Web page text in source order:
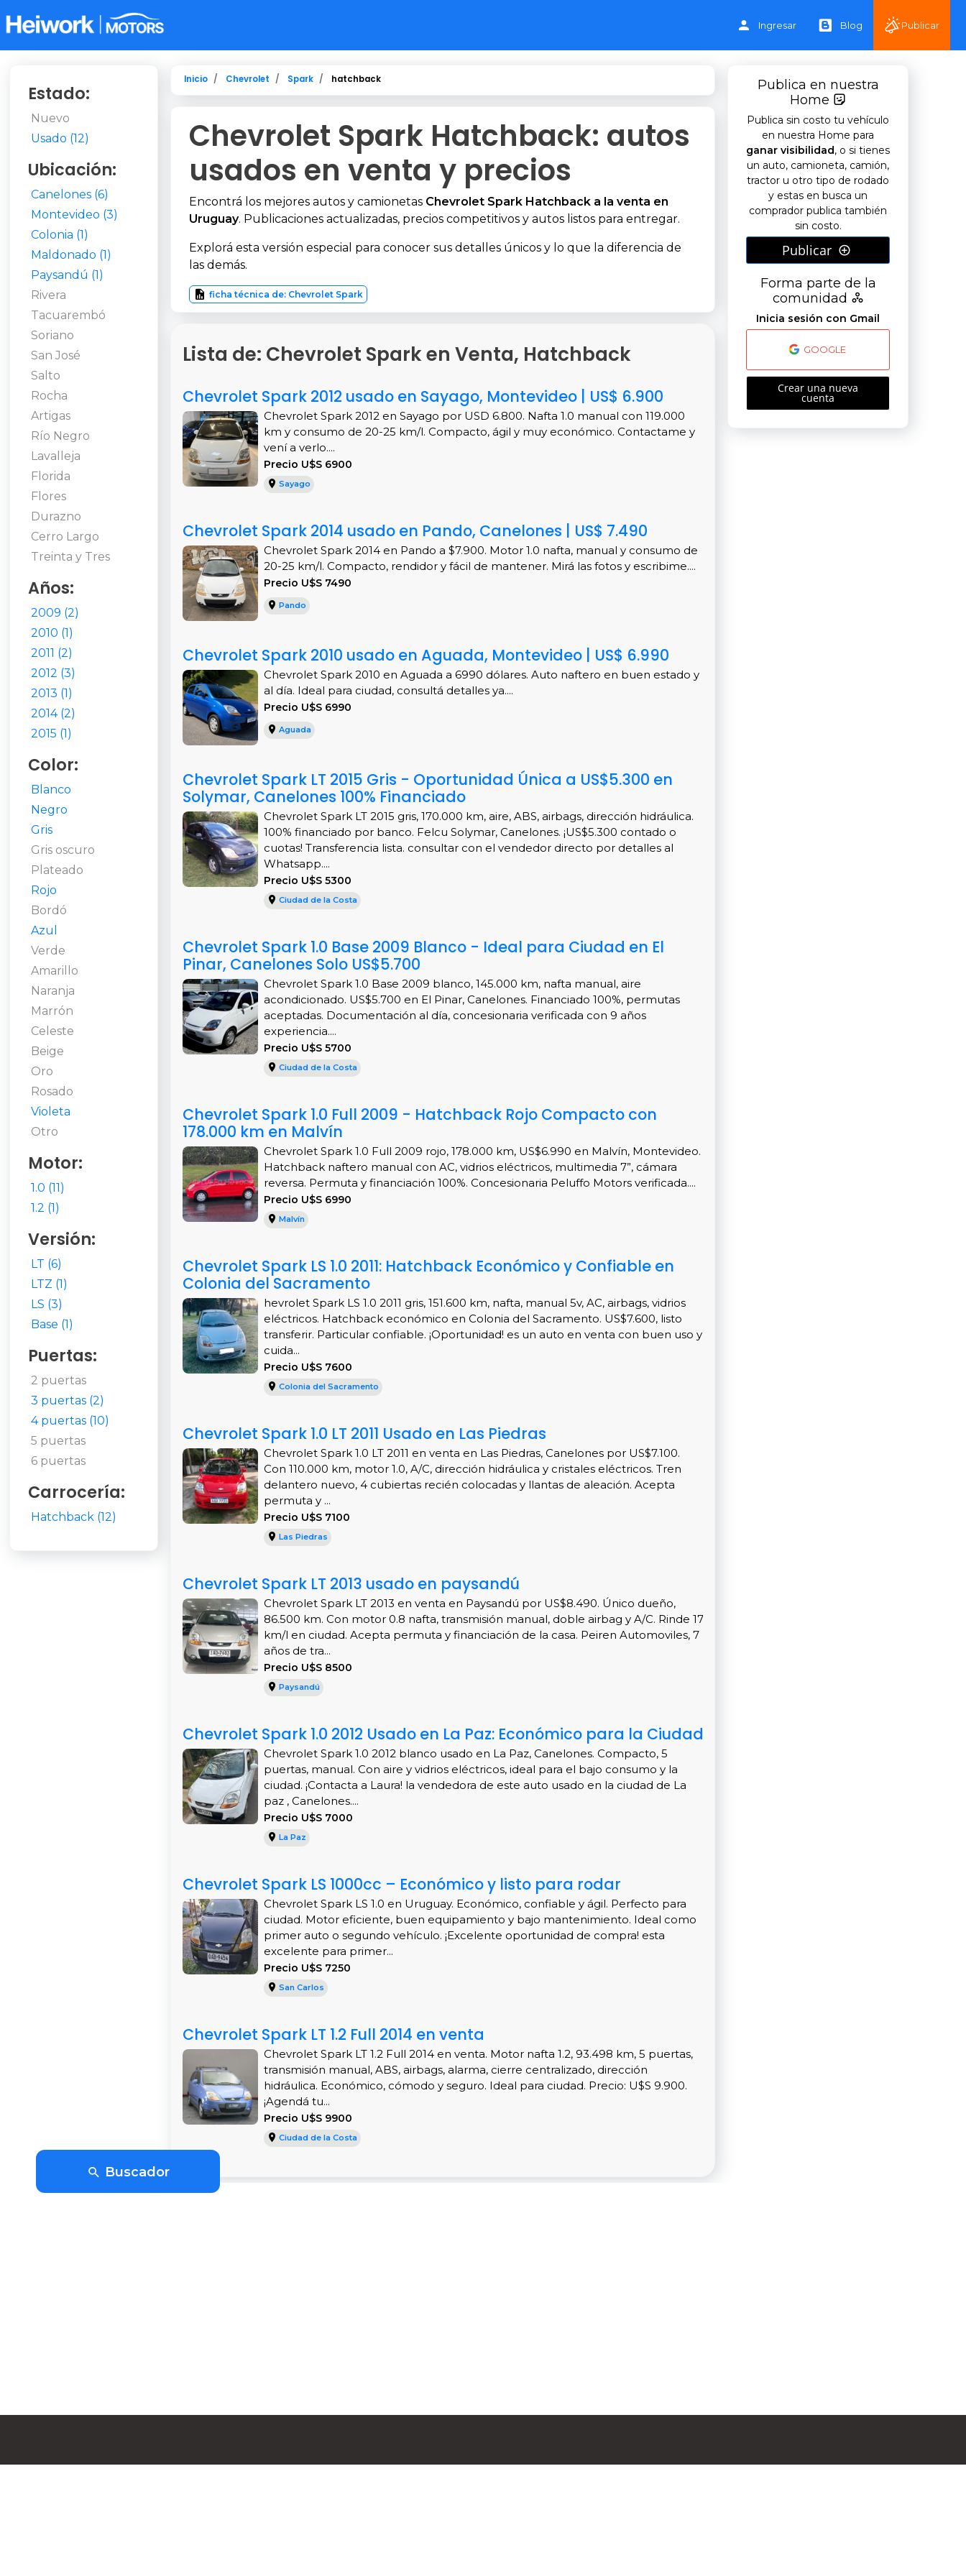
Ingresar Blog Publicar
Estado:
Nuevo
Usado (12)
Ubicación:
Canelones (6)
Montevideo (3)
Colonia (1)
Maldonado (1)
Paysandú (1)
Rivera
Tacuarembó
Soriano
San José
Salto
Rocha
Artigas
Río Negro
Lavalleja
Florida
Flores
Durazno
Cerro Largo
Treinta y Tres
Años:
2009 (2)
2010 (1)
2011 (2)
2012 (3)
2013 (1)
2014 (2)
2015 (1)
Color:
Blanco
Negro
Gris
Gris oscuro
Plateado
Rojo
Bordó
Azul
Verde
Amarillo
Naranja
Marrón
Celeste
Beige
Oro
Rosado
Violeta
Otro
Motor:
1.0 (11)
1.2 (1)
Versión:
LT (6)
LTZ (1)
LS (3)
Base (1)
Puertas:
2 puertas
3 puertas (2)
4 puertas (10)
5 puertas
6 puertas
Carrocería:
Hatchback (12)
Inicio Chevrolet Spark hatchback
Chevrolet Spark Hatchback: autos
usados en venta y precios
Encontrá los mejores autos y camionetas Chevrolet Spark Hatchback a la venta en
Uruguay. Publicaciones actualizadas, precios competitivos y autos listos para entregar.
Explorá esta versión especial para conocer sus detalles únicos y lo que la diferencia de
las demás.
ficha técnica de: Chevrolet Spark
Buscador
Lista de: Chevrolet Spark en Venta, Hatchback
Chevrolet Spark 2012 usado en Sayago, Montevideo | US$ 6.900
Chevrolet Spark 2012 en Sayago por USD 6.800. Nafta 1.0 manual con 119.000
km y consumo de 20-25 km/l. Compacto, ágil y muy económico. Contactame y
vení a verlo....
Precio U$S 6900
Sayago
Chevrolet Spark 2014 usado en Pando, Canelones | US$ 7.490
Chevrolet Spark 2014 en Pando a $7.900. Motor 1.0 nafta, manual y consumo de
20-25 km/l. Compacto, rendidor y fácil de mantener. Mirá las fotos y escribime....
Precio U$S 7490
Pando
Chevrolet Spark 2010 usado en Aguada, Montevideo | US$ 6.990
Chevrolet Spark 2010 en Aguada a 6990 dólares. Auto naftero en buen estado y
al día. Ideal para ciudad, consultá detalles ya....
Precio U$S 6990
Aguada
Chevrolet Spark LT 2015 Gris - Oportunidad Única a US$5.300 en
Solymar, Canelones 100% Financiado
Chevrolet Spark LT 2015 gris, 170.000 km, aire, ABS, airbags, dirección hidráulica.
100% financiado por banco. Felcu Solymar, Canelones. ¡US$5.300 contado o
cuotas! Transferencia lista. consultar con el vendedor directo por detalles al
Whatsapp....
Precio U$S 5300
Ciudad de la Costa
Chevrolet Spark 1.0 Base 2009 Blanco - Ideal para Ciudad en El
Pinar, Canelones Solo US$5.700
Chevrolet Spark 1.0 Base 2009 blanco, 145.000 km, nafta manual, aire
acondicionado. US$5.700 en El Pinar, Canelones. Financiado 100%, permutas
aceptadas. Documentación al día, concesionaria verificada con 9 años
experiencia....
Precio U$S 5700
Ciudad de la Costa
Chevrolet Spark 1.0 Full 2009 - Hatchback Rojo Compacto con
178.000 km en Malvín
Chevrolet Spark 1.0 Full 2009 rojo, 178.000 km, US$6.990 en Malvín, Montevideo.
Hatchback naftero manual con AC, vidrios eléctricos, multimedia 7”, cámara
reversa. Permuta y financiación 100%. Concesionaria Peluffo Motors verificada....
Precio U$S 6990
Malvín
Chevrolet Spark LS 1.0 2011: Hatchback Económico y Confiable en
Colonia del Sacramento
hevrolet Spark LS 1.0 2011 gris, 151.600 km, nafta, manual 5v, AC, airbags, vidrios
eléctricos. Hatchback económico en Colonia del Sacramento. US$7.600, listo
transferir. Particular confiable. ¡Oportunidad! es un auto en venta con buen uso y
cuida...
Precio U$S 7600
Colonia del Sacramento
Chevrolet Spark 1.0 LT 2011 Usado en Las Piedras
Chevrolet Spark 1.0 LT 2011 en venta en Las Piedras, Canelones por US$7.100.
Con 110.000 km, motor 1.0, A/C, dirección hidráulica y cristales eléctricos. Tren
delantero nuevo, 4 cubiertas recién colocadas y llantas de aleación. Acepta
permuta y ...
Precio U$S 7100
Las Piedras
Chevrolet Spark LT 2013 usado en paysandú
Chevrolet Spark LT 2013 en venta en Paysandú por US$8.490. Único dueño,
86.500 km. Con motor 0.8 nafta, transmisión manual, doble airbag y A/C. Rinde 17
km/l en ciudad. Acepta permuta y financiación de la casa. Peiren Automoviles, 7
años de tra...
Precio U$S 8500
Paysandú
Chevrolet Spark 1.0 2012 Usado en La Paz: Económico para la Ciudad
Chevrolet Spark 1.0 2012 blanco usado en La Paz, Canelones. Compacto, 5
puertas, manual. Con aire y vidrios eléctricos, ideal para el bajo consumo y la
ciudad. ¡Contacta a Laura! la vendedora de este auto usado en la ciudad de La
paz , Canelones....
Precio U$S 7000
La Paz
Chevrolet Spark LS 1000cc – Económico y listo para rodar
Chevrolet Spark LS 1.0 en Uruguay. Económico, confiable y ágil. Perfecto para
ciudad. Motor eficiente, buen equipamiento y bajo mantenimiento. Ideal como
primer auto o segundo vehículo. ¡Excelente oportunidad de compra! esta
excelente para primer...
Precio U$S 7250
San Carlos
Chevrolet Spark LT 1.2 Full 2014 en venta
Chevrolet Spark LT 1.2 Full 2014 en venta. Motor nafta 1.2, 93.498 km, 5 puertas,
transmisión manual, ABS, airbags, alarma, cierre centralizado, dirección
hidráulica. Económico, cómodo y seguro. Ideal para ciudad. Precio: U$S 9.900.
¡Agendá tu...
Precio U$S 9900
Ciudad de la Costa
Publica en nuestra
Home
Publica sin costo tu vehículo
en nuestra Home para
ganar visibilidad, o si tienes
un auto, camioneta, camión,
tractor u otro tipo de rodado
y estas en busca un
comprador publica también
sin costo.
Publicar
Forma parte de la
comunidad
Inicia sesión con Gmail
GOOGLE
Crear una nueva
cuenta